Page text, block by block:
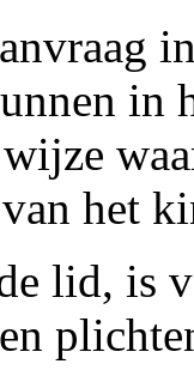
in
het
lid, is